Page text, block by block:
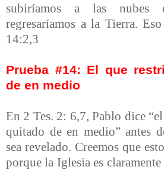
subiríamos a las nubes e
regresaríamos a la Tierra.
14:2,3
Prueba #14: El que
de en medio
En 2 Tes. 2: 6,7, Pablo dice
quitado de en medio” antes
sea revelado. Creemos que
porque la Iglesia es